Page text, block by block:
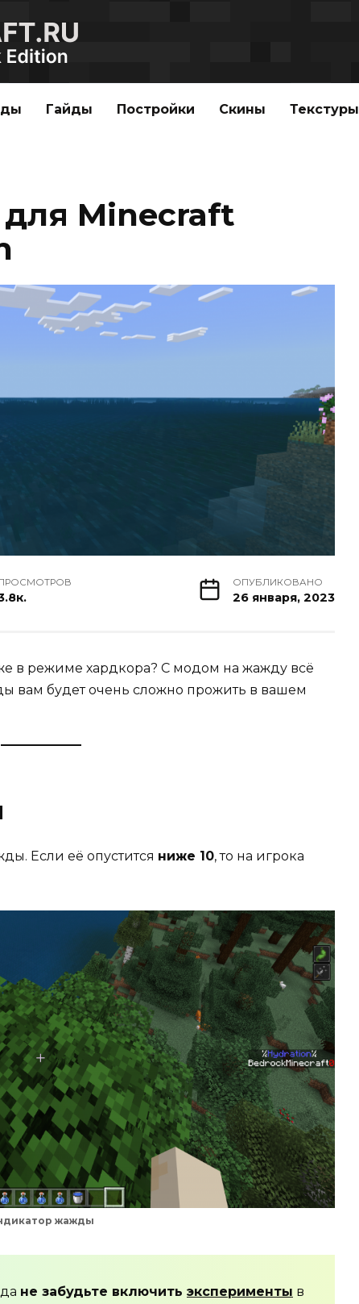
Гайды Постройки Скины Текстуры
Minecraft
ОПУБЛИКОВАНО
26 января, 2023
в режиме хардкора? С модом на жажду всё
вам будет очень сложно прожить в вашем
Если её опустится ниже 10, то на игрока
жажды
не забудьте включить эксперименты в